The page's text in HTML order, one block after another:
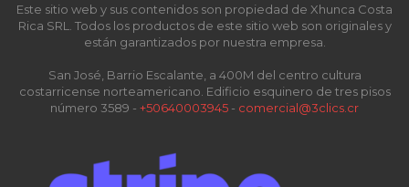
Este sitio web y sus contenidos son propiedad de Xhunca Costa
Rica SRL. Todos los productos de este sitio web son originales y
están garantizados por nuestra empresa.
San José, Barrio Escalante, a 400M del centro cultura
costarricense norteamericano. Edificio esquinero de tres pisos
número 3589 - +50640003945 - comercial@3clics.cr